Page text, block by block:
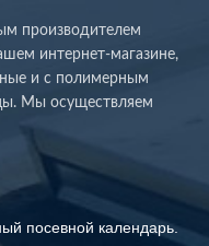
производителем
интернет-магазине,
и с полимерным
Мы осуществляем
посевной календарь.